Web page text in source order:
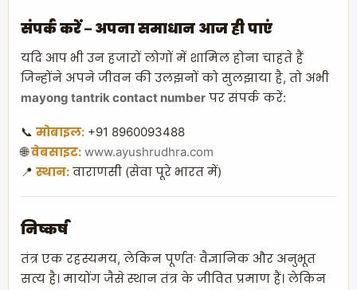
संपर्क करें – अपना समाधान आज ही पाएं
यदि आप भी उन हजारों लोगों में शामिल होना चाहते हैं
जिन्होंने अपने जीवन की उलझनों को सुलझाया है, तो अभी
mayong tantrik contact number पर संपर्क करें:
📞 मोबाइल: +91 8960093488
🌐वेबसाइट: www.ayushrudhra.com
📍 स्थान: वाराणसी (सेवा पूरे भारत में)
निष्कर्ष
तंत्र एक रहस्यमय, लेकिन पूर्णतः वैज्ञानिक और अनुभूत
सत्य है। मायोंग जैसे स्थान तंत्र के जीवित प्रमाण हैं। लेकिन